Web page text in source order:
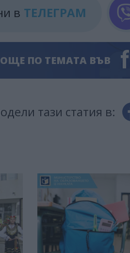
в ТЕЛЕГРАМ
ОЩЕ ПО ТЕМАТА ВЪВ
тази статия в: